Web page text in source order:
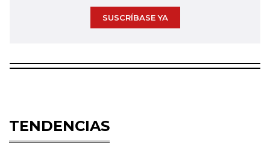
SUSCRÍBASE YA
TENDENCIAS